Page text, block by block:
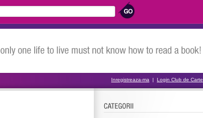
Inregistreaza-ma | Login Club de Carte